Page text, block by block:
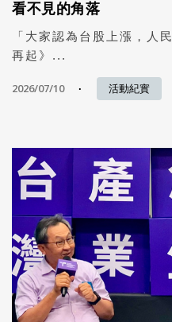
看不見的角落
「大家認為台股上漲，人
再起》...
2026/07/10 活動紀實